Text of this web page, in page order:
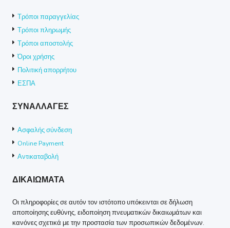
Τρόποι παραγγελίας
Τρόποι πληρωμής
Τρόποι αποστολής
Όροι χρήσης
Πολιτική απορρήτου
ΕΣΠΑ
ΣΥΝΑΛΛΑΓΕΣ
Ασφαλής σύνδεση
Online Payment
Αντικαταβολή
ΔΙΚΑΙΩΜΑΤΑ
Οι πληροφορίες σε αυτόν τον ιστότοπο υπόκεινται σε δήλωση
αποποίησης ευθύνης, ειδοποίηση πνευματικών δικαιωμάτων και
κανόνες σχετικά με την προστασία των προσωπικών δεδομένων.